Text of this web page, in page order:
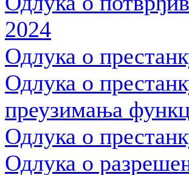
2024
Одлука о
Одлука о
преузимања
Одлука о
Одлука о